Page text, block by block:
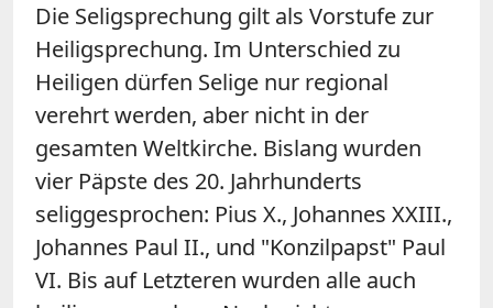
Die Seligsprechung gilt als Vorstufe zur
Heiligsprechung. Im Unterschied zu
Heiligen dürfen Selige nur regional
verehrt werden, aber nicht in der
gesamten Weltkirche. Bislang wurden
vier Päpste des 20. Jahrhunderts
seliggesprochen: Pius X., Johannes XXIII.,
Johannes Paul II., und "Konzilpapst" Paul
VI. Bis auf Letzteren wurden alle auch